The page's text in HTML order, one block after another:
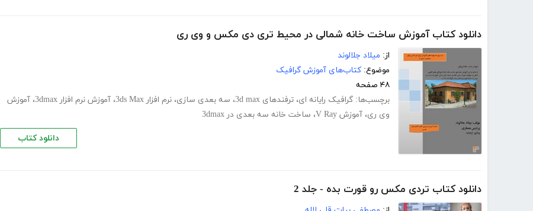
دانلود کتاب آموزش ساخت خانه شمالی در محیط تری دی مکس و وی ری
از: میلاد جلالوند
موضوع: کتاب‌های آموزش گرافیک
۴۸ صفحه
برچسب‌ها: گرافیک رایانه ای، ترفندهای 3d max ، سه بعدی سازی، نرم افزار 3ds Max ، آموزش نرم افزار 3dmax ، آموزش
وی ری، آموزش V Ray ، ساخت خانه سه بعدی در 3dmax
دانلود کتاب
دانلود کتاب تردی مکس رو قورت بده - جلد 2